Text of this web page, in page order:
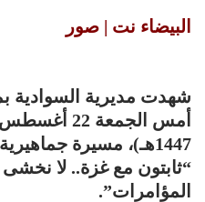
البيضاء نت | صور
شهدت مديرية السوادية
1447هـ)، مسيرة
“ثابتون مع غزة.. لا نخشى
المؤامرات”.